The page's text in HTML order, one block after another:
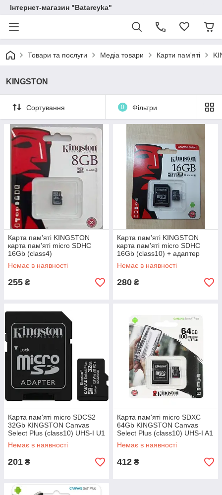
Інтернет-магазин "Batareyka"
Товари та послуги Медіа товари Карти пам'яті
KINGSTON
Сортування 0 Фільтри
Карта пам'яті KINGSTON
карта пам'яті micro SDHC
16Gb (class4)
Немає в наявності
255 ₴
Карта пам'яті KINGSTON
карта пам'яті micro SDHC
16Gb (class10) + адаптер
Немає в наявності
280 ₴
Карта пам'яті micro SDCS2
32Gb KINGSTON Canvas
Select Plus (class10) UHS-I U1
V10 A1+SD adapter
Немає в наявності
201 ₴
Карта пам'яті micro SDXC
64Gb KINGSTON Canvas
Select Plus (class10) UHS-I A1
(R 100Mb/s) +SD adapter
Немає в наявності
412 ₴